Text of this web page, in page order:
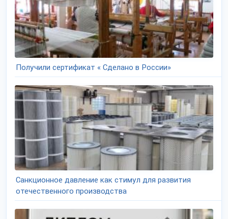
Получили сертификат « Сделано в России»
Санкционное давление как стимул для развития
отечественного производства